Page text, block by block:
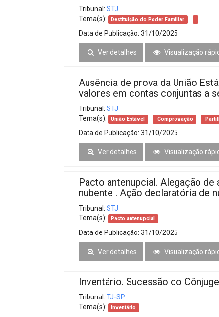
Tribunal: STJ
Tema(s):
Destituição do Poder Familiar
Data de Publicação: 31/10/2025
Ver detalhes Visualização
Ausência de prova da União
valores em contas conjuntas a
Tribunal: STJ
Tema(s):
União Estável Comprovação
Data de Publicação: 31/10/2025
Ver detalhes Visualização
Pacto antenupcial. Alegação
nubente . Ação declaratória de
Tribunal: STJ
Tema(s):
Pacto antenupcial
Data de Publicação: 31/10/2025
Ver detalhes Visualização
Inventário. Sucessão do
Tribunal: TJ-SP
Tema(s):
Inventário